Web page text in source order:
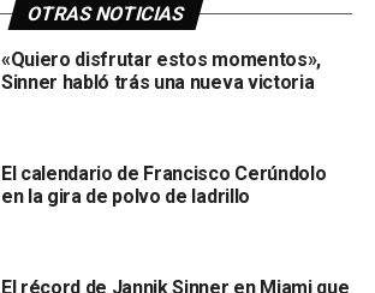
OTRAS NOTICIAS
«Quiero disfrutar estos momentos»,
Sinner habló trás una nueva victoria
El calendario de Francisco Cerúndolo
en la gira de polvo de ladrillo
El récord de Jannik Sinner en Miami que